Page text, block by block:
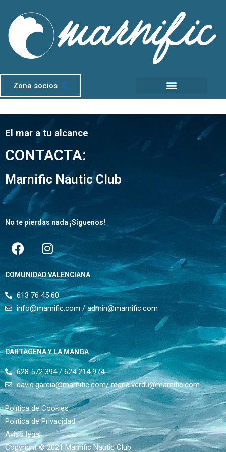
Zona socios
El mar a tu alcance
CONTACTA:
Marnific Nautic Club
No te pierdas nada ¡Síguenos!
COMUNIDAD VALENCIANA
613 76 45 60
info@marnific.com / admin@marnific.com
CARTAGENA Y LA MANGA
628 572 394 / 624 214 974
david.garcia@marnific.com/ maria.verdu@marnific.com
Política de Cookies
Política de Privacidad
Aviso legal
Copyright © 2021 Marnific Nautic Club